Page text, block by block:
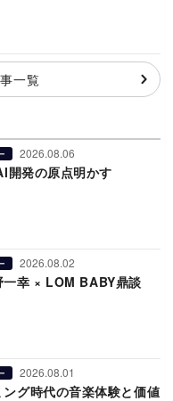
一覧
2026.08.06
開発の原点明かす
2026.08.02
一幸 × LOM BABY鼎談
2026.08.01
ング時代の音楽体験と価値